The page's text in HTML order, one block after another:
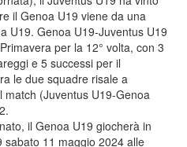
il Genoa U19 viene da una
U19. Genoa U19-Juventus U19
per la 12° volta, con 3
e 5 successi per il
le due squadre risale a
(Juventus U19-Genoa
il Genoa U19 giocherà in
11 maggio 2024 alle